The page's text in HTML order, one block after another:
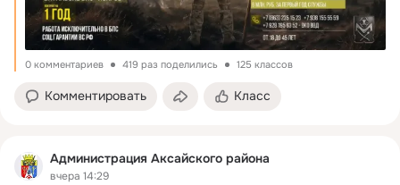
0 комментариев 419 раз поделились 125 классов
Комментировать Класс
Администрация Аксайского района
вчера 14:29